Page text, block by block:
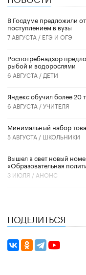
В Госдуме предложили
поступлением в вузы
7 АВГУСТА / ЕГЭ И ОГЭ
Роспотребнадзор
рыбой и водорослями
6 АВГУСТА / ДЕТИ
​Яндекс обучил более 20
6 АВГУСТА /УЧИТЕЛЯ
Минимальный набор
5 АВГУСТА / ШКОЛЬНИКИ
Вышел в свет новый
«Образовательная
3 ИЮЛЯ / АНОНС
ПОДЕЛИТЬСЯ